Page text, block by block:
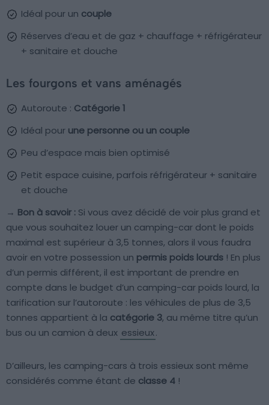
Idéal pour un couple
Réserves d’eau et de gaz + chauffage + réfrigérateur
+ sanitaire et douche
Les fourgons et vans aménagés
Autoroute : Catégorie 1
Idéal pour une personne ou un couple
Peu d’espace mais bien optimisé
Petit espace cuisine, parfois réfrigérateur + sanitaire
et douche
→ Bon à savoir : Si vous avez décidé de voir plus grand et
que vous souhaitez louer un camping-car dont le poids
maximal est supérieur à 3,5 tonnes, alors il vous faudra
avoir en votre possession un permis poids lourds ! En plus
d’un permis différent, il est important de prendre en
compte dans le budget d’un camping-car poids lourd, la
tarification sur l’autoroute : les véhicules de plus de 3,5
tonnes appartient à la catégorie 3, au même titre qu’un
bus ou un camion à deux essieux.
D’ailleurs, les camping-cars à trois essieux sont même
considérés comme étant de classe 4 !